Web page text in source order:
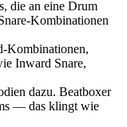
die an eine Drum
Kombinationen
Kombinationen,
Inward Snare,
dazu. Beatboxer
— das klingt wie